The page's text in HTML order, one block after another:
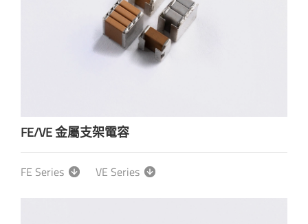
FE/VE 金屬支架電容
FE Series VE Series